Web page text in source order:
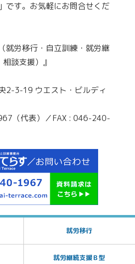
です。お気軽にお問合せくだ
就労移行・自立訓練・就労継
談支援）』
2-3-19 ウエスト・ビルディ
（代表）／FAX : 046-240-
就労移行
就労継続支援Ｂ型